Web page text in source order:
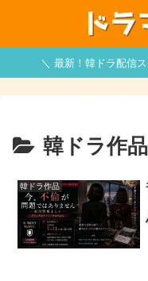
＼ 最新！韓ドラ配信
韓ドラ作品
韓ドラ作品